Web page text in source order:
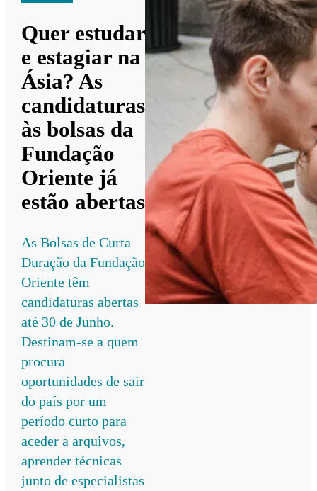
Quer estudar
e estagiar na
Ásia? As
candidaturas
às bolsas da
Fundação
Oriente já
estão abertas
As Bolsas de Curta
Duração da Fundação
Oriente têm
candidaturas abertas
até 30 de Junho.
Destinam-se a quem
procura
oportunidades de sair
do país por um
período curto para
aceder a arquivos,
aprender técnicas
junto de especialistas